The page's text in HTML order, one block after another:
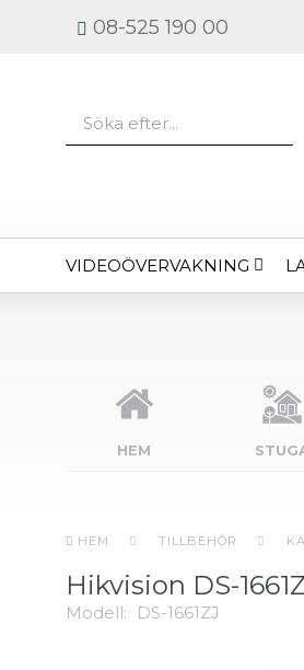
08-525 190 00
VIDEOÖVERVAKNING
HEM
HEM TILLBEHÖR
Hikvision DS-
Modell: DS-1661ZJ